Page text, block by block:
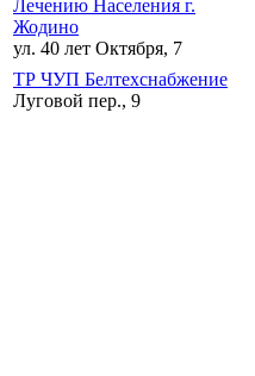
Лечению Населения г.
Жодино
ул. 40 лет Октября, 7
ТР ЧУП Белтехснабжение
Луговой пер., 9